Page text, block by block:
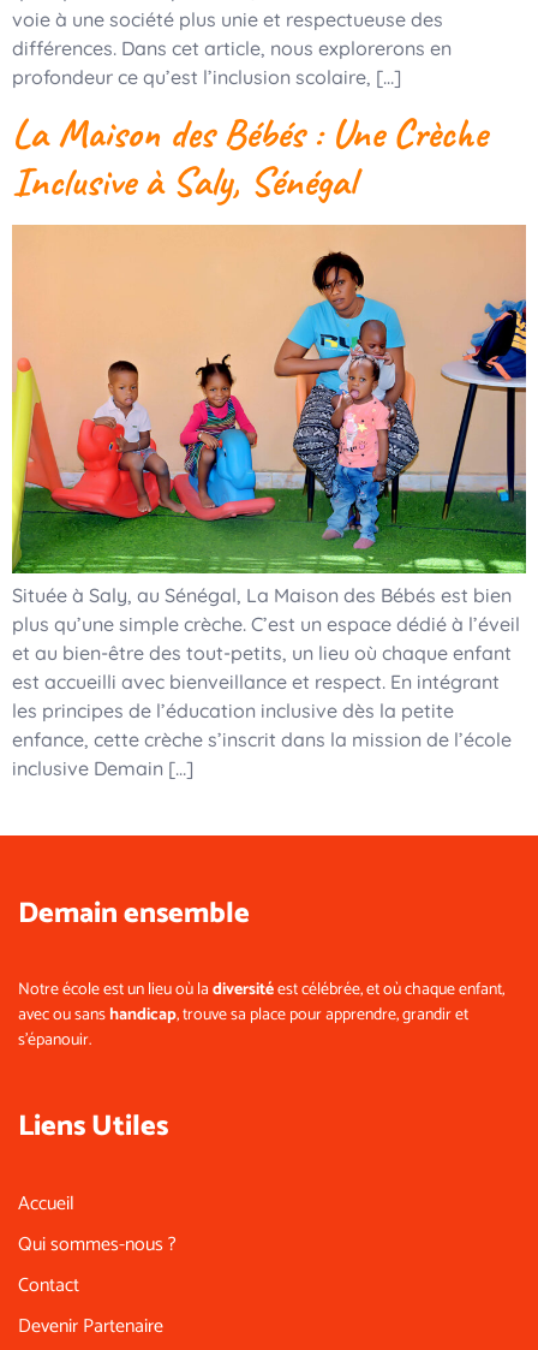
voie à une société plus unie et respectueuse des
différences. Dans cet article, nous explorerons en
profondeur ce qu’est l’inclusion scolaire, […]
La Maison des Bébés : Une Crèche
Inclusive à Saly, Sénégal
Située à Saly, au Sénégal, La Maison des Bébés est bien
plus qu’une simple crèche. C’est un espace dédié à l’éveil
et au bien-être des tout-petits, un lieu où chaque enfant
est accueilli avec bienveillance et respect. En intégrant
les principes de l’éducation inclusive dès la petite
enfance, cette crèche s’inscrit dans la mission de l’école
inclusive Demain […]
Demain ensemble
Notre école est un lieu où ladiversitéest célébrée, et où chaque enfant,
avec ou sanshandicap, trouve sa place pour apprendre, grandir et
s’épanouir.
Liens Utiles
Accueil
Qui sommes-nous ?
Contact
Devenir Partenaire